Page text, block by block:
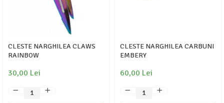
CLESTE NARGHILEA CLAWS
RAINBOW
30,00 Lei
CLESTE NARGHILEA CARBUNI
EMBERY
60,00 Lei